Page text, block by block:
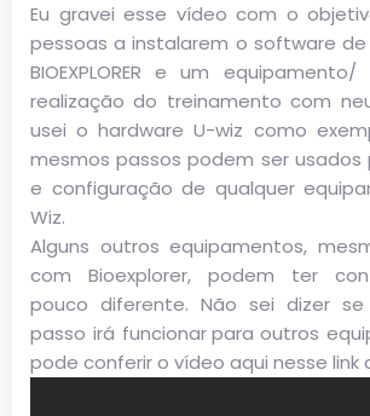
Eu gravei esse vídeo com o
pessoas a instalarem o software
BIOEXPLORER e um
realização do treinamento com
usei o hardware U-wiz como
mesmos passos podem ser usados
e configuração de qualquer
Wiz.
Alguns outros equipamentos,
com Bioexplorer, podem ter
pouco diferente. Não sei dizer
passo irá funcionar para outros
pode conferir o vídeo aqui nesse link